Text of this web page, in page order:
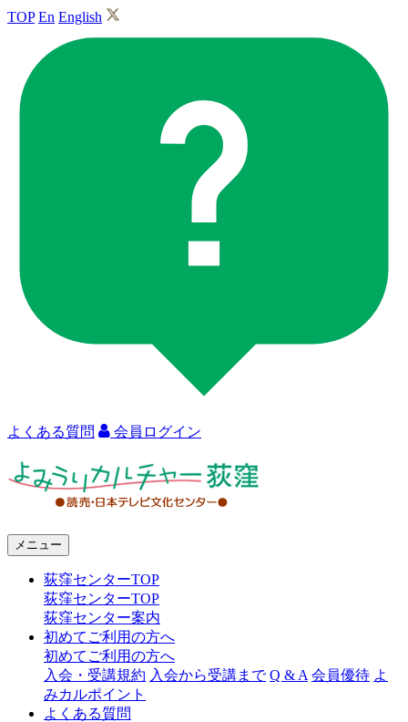
TOP En English
よくある質問 会員ログイン
ャ
メニュー
荻窪センターTOP
荻窪センターTOP
荻窪センター案内
初めてご利用の方へ
初めてご利用の方へ
入会・受講規約 入会から受講まで Q & A 会員優待 よ
みカルポイント
よくある質問